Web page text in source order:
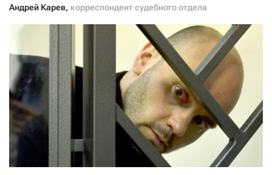
Андрей Карев, корреспондент судебного отдела
Нажимая кнопку «Стать соучастником»,
я принимаю
и подтверждаю свое гражданство РФ
СТАТЬ СОУЧАСТНИКОМ
ПОДЕЛИТЬСЯ С ДРУЗЬЯМИ
Если у вас есть вопросы, пишите donate@novayagazeta.ru
или
звоните:
+7 (929) 612-03-68